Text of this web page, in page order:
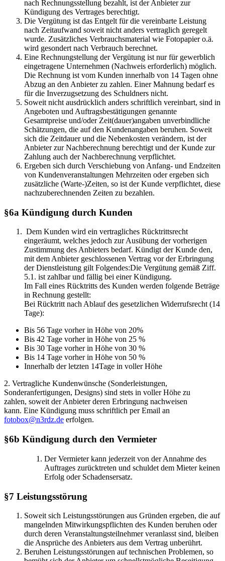
nach Rechnungsstellung bezahlt, ist der Anbieter zur
Kündigung des Vertrages berechtigt.
Die Vergütung ist das Entgelt für die vereinbarte Leistung
nach Zeitaufwand soweit nicht anders vertraglich geregelt
wurde. Zusätzliches Verbrauchsmaterial wie Fotopapier o.ä.
wird gesondert nach Verbrauch berechnet.
Eine Rechnungstellung der Vergütung ist nur für gewerblich
eingetragene Unternehmen (Nachweis erforderlich) möglich.
Die Rechnung ist vom Kunden innerhalb von 14 Tagen ohne
Abzug an den Anbieter zu zahlen. Einer Mahnung bedarf es
für die Inverzugsetzung des Schuldners nicht.
Soweit nicht ausdrücklich anders schriftlich vereinbart, sind in
Angeboten und Auftragsbestätigungen genannte
Gesamtpreise und/oder Zeit(dauer)angaben unverbindliche
Schätzungen, die auf den Kundenangaben beruhen. Soweit
sich die Zeitdauer und die Nebenkosten verändern, ist der
Anbieter zur Nachberechnung berechtigt und der Kunde zur
Zahlung auch der Nachberechnung verpflichtet.
Ergeben sich durch Verschiebung von Anfang- und Endzeiten
von Kundenveranstaltungen Mehrzeiten oder ergeben sich
zusätzliche (Warte-)Zeiten, so ist der Kunde verpflichtet, diese
nachzuberechnenden Zeiten zu bezahlen.
§6a Kündigung durch Kunden
Dem Kunden wird ein vertragliches Rücktrittsrecht
eingeräumt, welches jedoch zur Ausübung der vorherigen
Zustimmung des Anbieters bedarf. Kündigt der Kunde den,
mit dem Anbieter geschlossenen Vertrag vor der Erbringung
der Dienstleistung gilt Folgendes:Die Vergütung gemäß Ziff.
5.1. ist zahlbar und fällig bei einer Kündigung.
Im Fall eines Rücktritts des Kunden werden folgende Beträge
in Rechnung gestellt:
Bei Rücktritt nach Ablauf des gesetzlichen Widerrufsrecht (14
Tage):
Bis 56 Tage vorher in Höhe von 20%
Bis 42 Tage vorher in Höhe von 25 %
Bis 30 Tage vorher in Höhe von 30 %
Bis 14 Tage vorher in Höhe von 50 %
Innerhalb der letzten 14Tage in voller Höhe
2. Vertragliche Kundenwünsche (Sonderleistungen,
Sonderanfertigungen, Designs) sind stets in voller Höhe zu
zahlen, soweit der Anbieter deren Erbringung nachweisen
kann. Eine Kündigung muss schriftlich per Email an
fotobox@n3rdz.de erfolgen.
§6b Kündigung durch den Vermieter
Der Vermieter kann jederzeit von der Annahme des
Auftrages zurücktreten und schuldet dem Mieter keinen
Erfolg oder Schadensersatz.
§7 Leistungsstörung
Soweit sich Leistungsstörungen aus Gründen ergeben, die auf
mangelnden Mitwirkungspflichten des Kunden beruhen oder
durch deren Veranstaltungsteilnehmer veranlasst sind, bleiben
die Ansprüche des Anbieters aus dem Vertrag unberührt.
Beruhen Leistungsstörungen auf technischen Problemen, so